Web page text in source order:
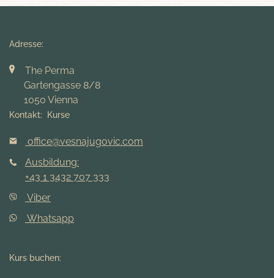
Adresse:
The Perma
Gartengasse 8/8
1050 Vienna
Kontakt: Kurse
office@vesnajugovic.com
Ausbildung:
+43 1 3432 707 333
Viber
Whatsapp
Kurs buchen: